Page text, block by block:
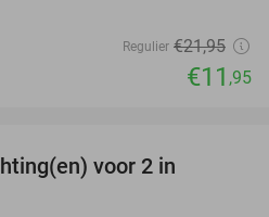
Regulier €21,95
€11 ,95
voor 2 in